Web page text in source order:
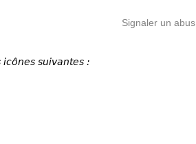
Signaler un abus
suivantes :